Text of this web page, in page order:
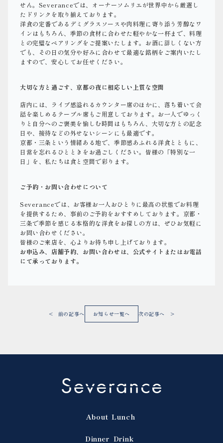
せん。Severanceでは、オーナーソムリエが世界中から厳選し
たドリンクを取り揃えております。
洋食の定番であるデミグラスソースや肉料理に寄り添う芳醇なワ
インはもちろん、季節の食材に合わせた軽やかな一杯まで、料理
との完璧なペアリングをご提案いたします。お酒に詳しくない方
でも、その日の気分や好みに合わせて最適な銘柄をご案内いたし
ますので、安心してお任せください。
大切な方と過ごす、京都の夜に相応しい上質な空間
店内には、ライブ感溢れるカウンター席のほかに、落ち着いて会
話を楽しめるテーブル席もご用意しております。お一人でゆっく
りと自分へのご褒美を愉しむ時間はもちろん、大切な方との記念
日や、接待などの外せないシーンにも最適です。
京都・三条という情緒ある地で、季節感あふれる洋食とともに、
日常を忘れるひとときをお過ごしください。皆様の「特別な一
日」を、私たちは食と空間で彩ります。
ご予約・お問い合わせについて
Severanceでは、お客様お一人おひとりに最高の状態でお料理
を提供するため、事前のご予約をおすすめしております。京都・
三条で季節を感じる本格的な洋食をお探しの方は、ぜひお気軽に
お問い合わせください。
皆様のご来店を、心よりお待ち申し上げております。
お申込み、店舗予約、お問い合わせは、公式サイトまたはお電話
にて承っております。
< 前の記事へ お知らせ一覧へ 次の記事へ >
About
Dinner
Lunch
Drink